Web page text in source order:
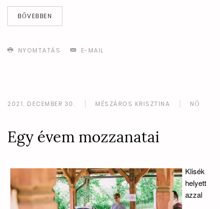
BŐVEBBEN
NYOMTATÁS E-MAIL
2021. DECEMBER 30. MÉSZÁROS KRISZTINA NŐ
Egy évem mozzanatai
Klisék
helyett
azzal